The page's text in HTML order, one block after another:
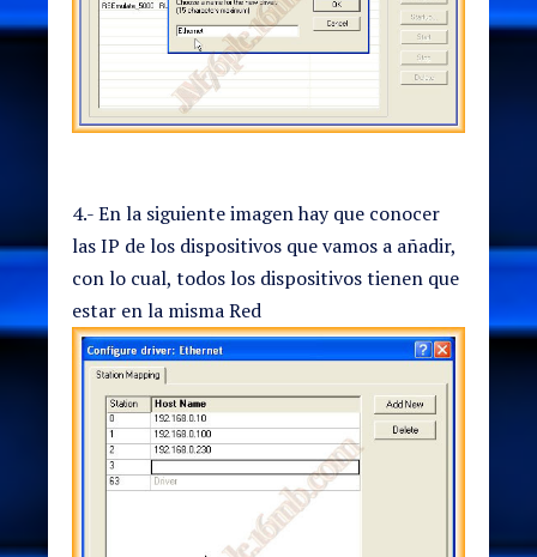
4.- En la siguiente imagen hay que conocer
las IP de los dispositivos que vamos a añadir,
con lo cual, todos los dispositivos tienen que
estar en la misma Red